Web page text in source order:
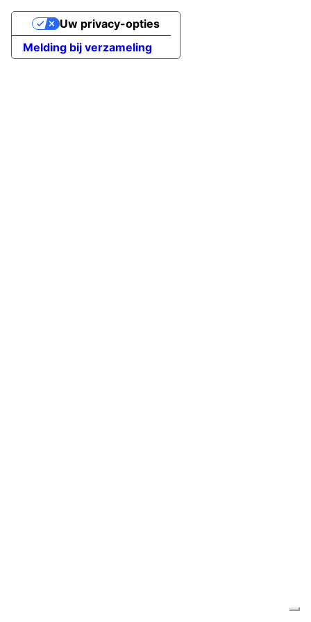
Melding bij verzameling
Uw privacy-opties